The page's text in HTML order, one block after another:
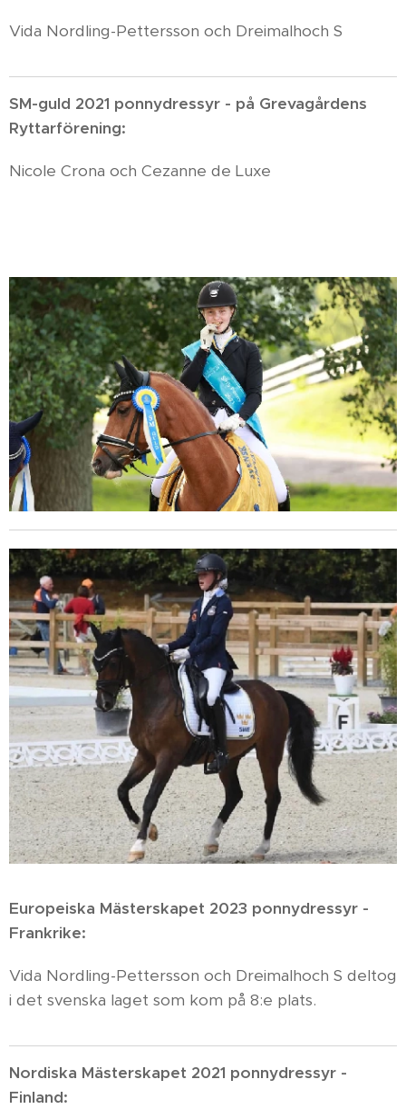
Vida Nordling-Pettersson och Dreimalhoch S
SM-guld 2021 ponnydressyr - på Grevagårdens
Ryttarförening:
Nicole Crona och Cezanne de Luxe
Europeiska Mästerskapet 2023 ponnydressyr -
Frankrike:
Vida Nordling-Pettersson och Dreimalhoch S deltog
i det svenska laget som kom på 8:e plats.
Nordiska Mästerskapet 2021 ponnydressyr -
Finland: